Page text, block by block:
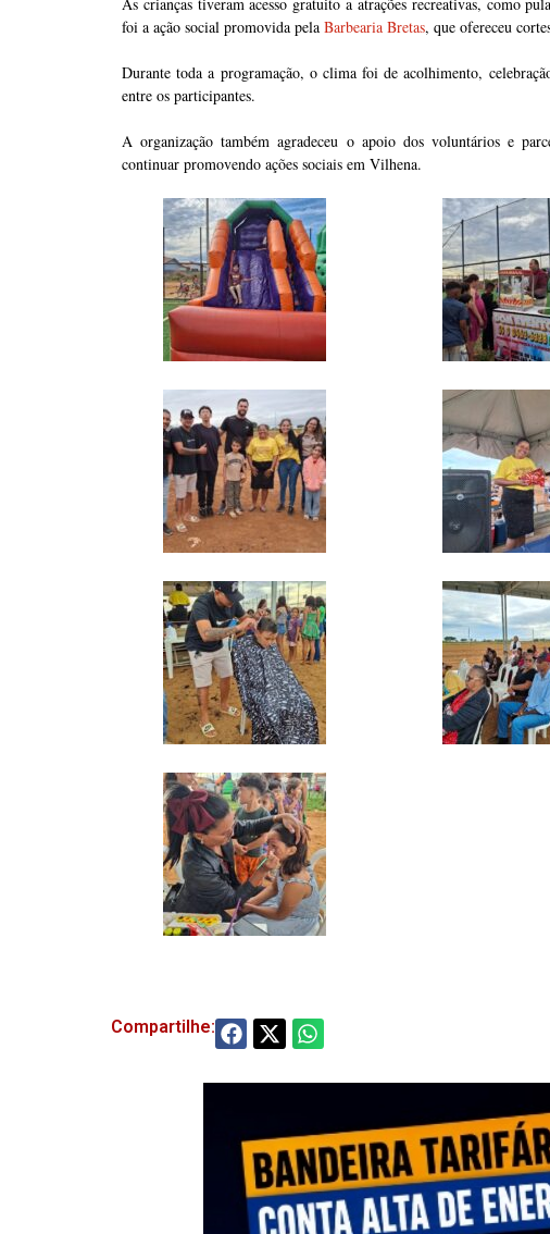
foi a ação social promovida pelaBarbearia Bretas, que ofereceu
Durante toda a programação, o clima foi de acolhimento,
entre os participantes.
A organização também agradeceu o apoio dos voluntários e
continuar promovendo ações sociais em Vilhena.
Compartilhe: